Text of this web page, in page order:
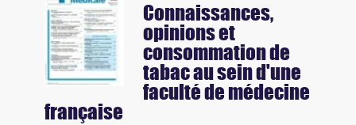
Connaissances,
opinions et
consommation de
tabac au sein d'une
faculté de médecine
française